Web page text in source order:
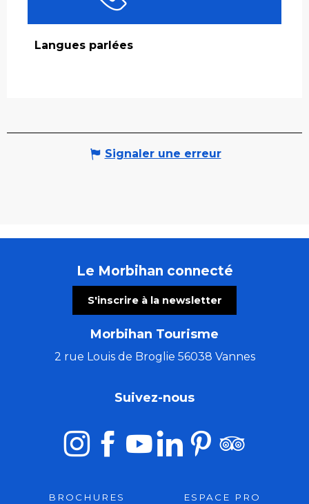
Langues parlées
Langues parlées
Signaler une erreur
Le Morbihan connecté
S'inscrire à la newsletter
Morbihan Tourisme
2 rue Louis de Broglie 56038 Vannes
Suivez-nous
BROCHURES ESPACE PRO